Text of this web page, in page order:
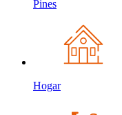
Pines
Hogar